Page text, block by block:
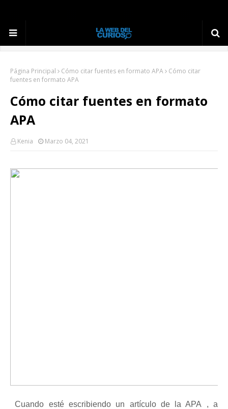
Página Principal Cómo citar fuentes en formato APA
Cómo citar
fuentes en formato APA
Cómo citar fuentes en formato
APA
Kenia Marzo 04, 2021
Cuando esté escribiendo un artículo de la APA , a